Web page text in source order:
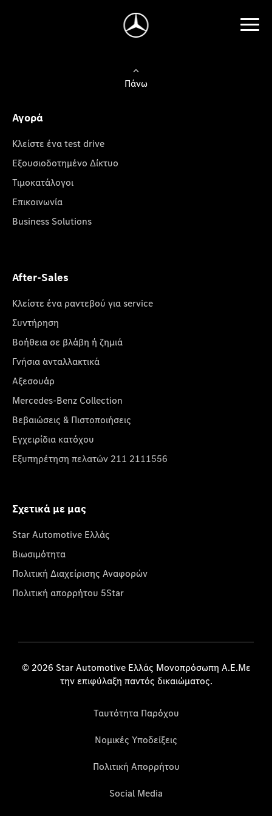
Πάνω
Αγορά
Κλείστε ένα test drive
Εξουσιοδοτημένο Δίκτυο
Τιμοκατάλογοι
Επικοινωνία
Business Solutions
After-Sales
Κλείστε ένα ραντεβού για service
Συντήρηση
Βοήθεια σε βλάβη ή ζημιά
Γνήσια ανταλλακτικά
Αξεσουάρ
Mercedes-Benz Collection
Βεβαιώσεις & Πιστοποιήσεις
Εγχειρίδια κατόχου
Εξυπηρέτηση πελατών 211 2111556
Σχετικά με μας
Star Automotive Ελλάς
Βιωσιμότητα
Πολιτική Διαχείρισης Αναφορών
Πολιτική απορρήτου 5Star
© 2026 Star Automotive Ελλάς Μονοπρόσωπη Α.Ε.Με
την επιφύλαξη παντός δικαιώματος.
Ταυτότητα Παρόχου
Νομικές Υποδείξεις
Πολιτική Απορρήτου
Social Media